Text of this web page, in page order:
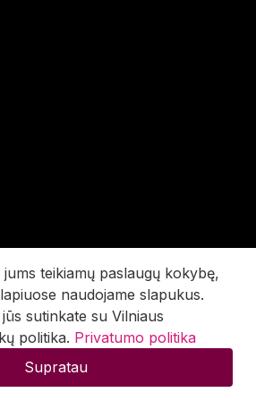
teikiamų paslaugų kokybę,
naudojame slapukus.
sutinkate su Vilniaus
politika. Privatumo politika
Supratau